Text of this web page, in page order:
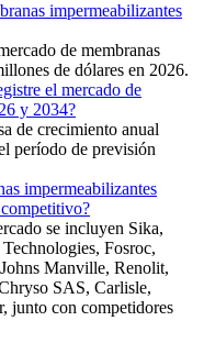
impermeabilizantes
de membranas
de dólares en 2026.
el mercado de
y 2034?
de crecimiento anual
período de previsión
impermeabilizantes
se incluyen Sika,
Fosroc,
Manville, Renolit,
SAS, Carlisle,
junto con competidores